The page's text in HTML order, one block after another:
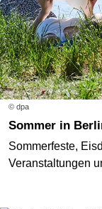
© dpa
Sommer in
Sommerfeste,
Veranstaltungen